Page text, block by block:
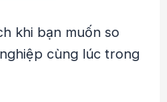
khi bạn muốn so
cùng lúc trong